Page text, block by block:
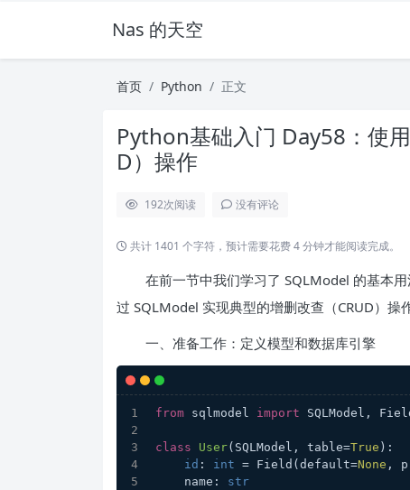
Nas 的天空
首页 Python 正文
Python基础入门 Day58：使
D）操作
192次阅读 没有评论
共计 1401 个字符，预计需要花费 4 分钟才能阅读完成。
在前一节中我们学习了 SQLModel 的基本
过 SQLModel 实现典型的增删改查（CRUD）操作
一、准备工作：定义模型和数据库引擎
from sqlmodel import SQLModel,
class User(SQLModel, table=True ):
id : int = Field(default=None ,
    name:
str